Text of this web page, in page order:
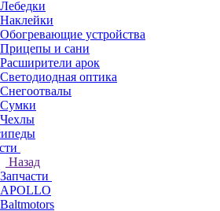
Лебедки
Наклейки
Обогревающие устройства
Прицепы и сани
Расширители арок
Светодиодная оптика
Снегоотвалы
Сумки
Чехлы
Назад
Запчасти
APOLLO
Baltmotors